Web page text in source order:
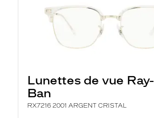
Lunettes de vue Ray-
Ban
RX7216 2001 ARGENT CRISTAL